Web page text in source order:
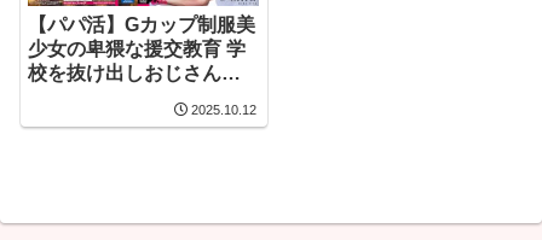
【パパ活】Gカップ制服美
少女の卑猥な援交教育 学
校を抜け出しおじさんに
2025.10.12